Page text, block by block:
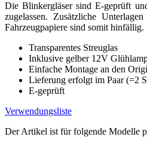
Die Blinkergläser sind E-geprüft
zugelassen. Zusätzliche
Fahrzeugpapiere sind somit hinfällig.
Transparentes Streuglas
Inklusive gelber 12V
Einfache Montage an den
Lieferung erfolgt im Paar (=2
E-geprüft
Verwendungsliste
Der Artikel ist für folgende Modelle